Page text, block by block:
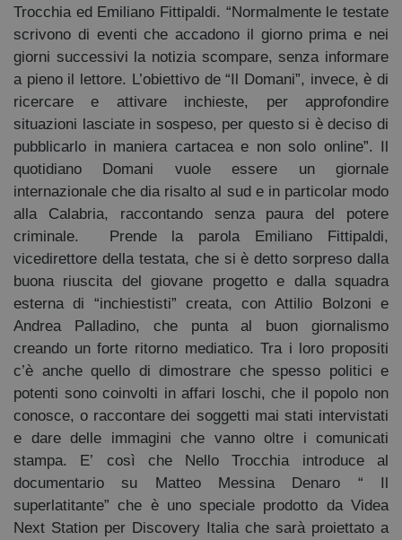
Trocchia ed Emiliano Fittipaldi. “Normalmente le testate
scrivono di eventi che accadono il giorno prima e nei
giorni successivi la notizia scompare, senza informare
a pieno il lettore. L’obiettivo de “Il Domani”, invece, è di
ricercare e attivare inchieste, per approfondire
situazioni lasciate in sospeso, per questo si è deciso di
pubblicarlo in maniera cartacea e non solo online”. Il
quotidiano Domani vuole essere un giornale
internazionale che dia risalto al sud e in particolar modo
alla Calabria, raccontando senza paura del potere
criminale. Prende la parola Emiliano Fittipaldi,
vicedirettore della testata, che si è detto sorpreso dalla
buona riuscita del giovane progetto e dalla squadra
esterna di “inchiestisti” creata, con Attilio Bolzoni e
Andrea Palladino, che punta al buon giornalismo
creando un forte ritorno mediatico. Tra i loro propositi
c’è anche quello di dimostrare che spesso politici e
potenti sono coinvolti in affari loschi, che il popolo non
conosce, o raccontare dei soggetti mai stati intervistati
e dare delle immagini che vanno oltre i comunicati
stampa. E’ così che Nello Trocchia introduce al
documentario su Matteo Messina Denaro “ Il
superlatitante” che è uno speciale prodotto da Videa
Next Station per Discovery Italia che sarà proiettato a